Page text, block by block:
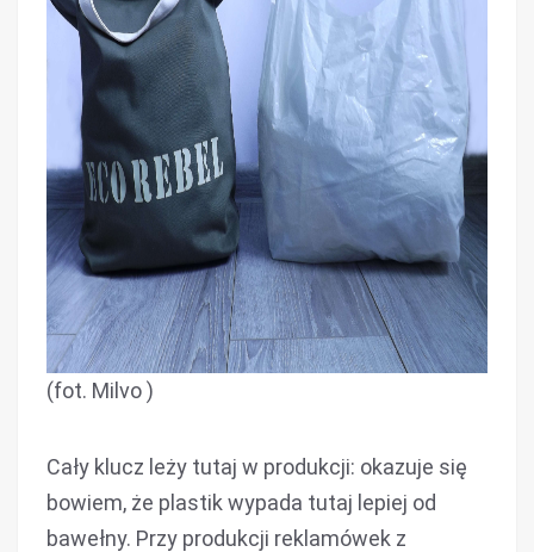
(fot. Milvo )
Cały klucz leży tutaj w produkcji: okazuje się
bowiem, że plastik wypada tutaj lepiej od
bawełny. Przy produkcji reklamówek z